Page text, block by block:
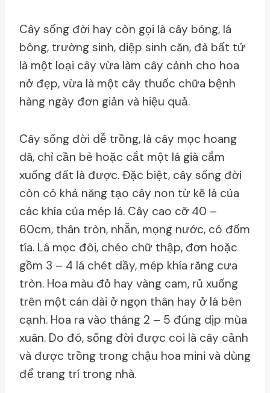
Cây sống đời hay còn gọi là cây bỏng, lá
bông, trường sinh, diệp sinh căn, đà bất tử
là một loại cây vừa làm cây cảnh cho hoa
nở đẹp, vừa là một cây thuốc chữa bệnh
hàng ngày đơn giản và hiệu quả.
Cây sống đời dễ trồng, là cây mọc hoang
dã, chỉ cần bẻ hoặc cắt một lá già cắm
xuống đất là được. Đặc biệt, cây sống đời
còn có khả năng tạo cây non từ kẽ lá của
các khía của mép lá. Cây cao cỡ 40 –
60cm, thân tròn, nhẵn, mọng nước, có đốm
tía. Lá mọc đôi, chéo chữ thập, đơn hoặc
gồm 3 – 4 lá chét dầy, mép khía răng cưa
tròn. Hoa màu đỏ hay vàng cam, rủ xuống
trên một cán dài ở ngọn thân hay ở lá bên
cạnh. Hoa ra vào tháng 2 – 5 đúng dịp mùa
xuân. Do đó, sống đời được coi là cây cảnh
và được trồng trong chậu hoa mini và dùng
để trang trí trong nhà.